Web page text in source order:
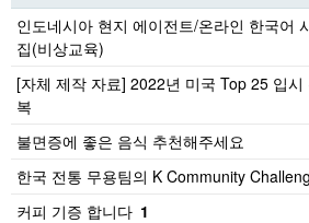
인도네시아 현지 에이전트/온라인 한국어
집(비상교육)
[자체 제작 자료] 2022년 미국 Top 25 입시
복
불면증에 좋은 음식 추천해주세요
한국 전통 무용팀의 K Community
커피 기증 합니다 1